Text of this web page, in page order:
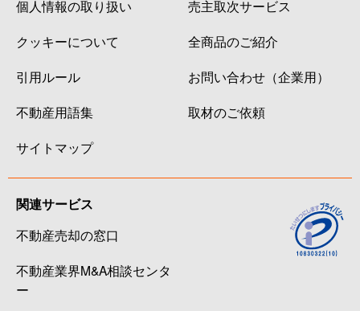
個人情報の取り扱い
クッキーについて
引用ルール
不動産用語集
サイトマップ
売主取次サービス
全商品のご紹介
お問い合わせ（企業用）
取材のご依頼
関連サービス
不動産売却の窓口
不動産業界M&A相談センタ
ー